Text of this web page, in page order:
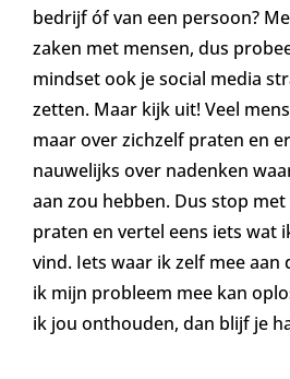
bedrijf óf van een persoon?
zaken met mensen, dus
mindset ook je social media
zetten. Maar kijk uit! Veel
maar over zichzelf praten en
nauwelijks over nadenken
aan zou hebben. Dus stop
praten en vertel eens iets wat
vind. Iets waar ik zelf mee aan
ik mijn probleem mee kan
ik jou onthouden, dan blijf je